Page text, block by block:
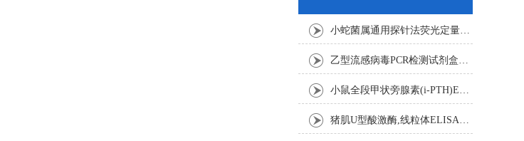
小蛇菌属通用探针法荧光定量PCR试剂盒实验注意事项
乙型流感病毒PCR检测试剂盒反应五要素
小鼠全段甲状旁腺素(i-PTH)ELISA试剂盒操作步骤
猪肌U型酸激酶,线粒体ELISA试剂盒注意事项